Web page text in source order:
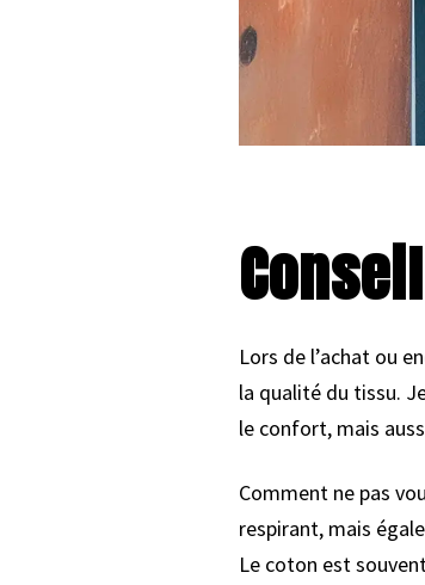
Lors de l’achat ou
la qualité du tissu.
le confort, mais
Comment ne pas
respirant, mais
Le coton est